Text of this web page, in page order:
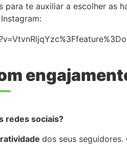
para te auxiliar a escolher as
redes sociais?
dos seus